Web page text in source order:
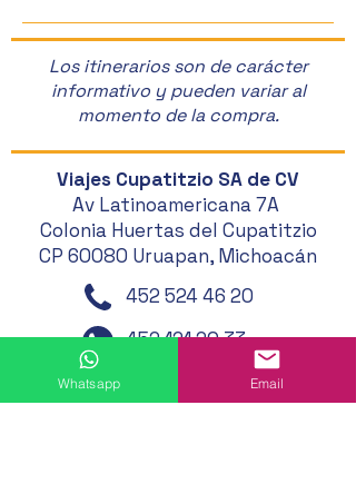
Los itinerarios son de carácter
informativo y pueden variar al
momento de la compra.
Viajes Cupatitzio SA de CV
Av Latinoamericana 7A
Colonia Huertas del Cupatitzio
CP 60080 Uruapan, Michoacán
452 524 46 20
452 121 20 33
Whatsapp Email